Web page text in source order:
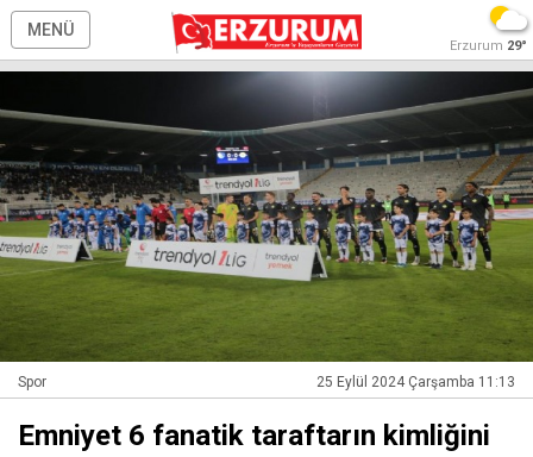
MENÜ
Erzurum 29°
Spor 25 Eylül 2024 Çarşamba 11:13
Emniyet 6 fanatik taraftarın kimliğini